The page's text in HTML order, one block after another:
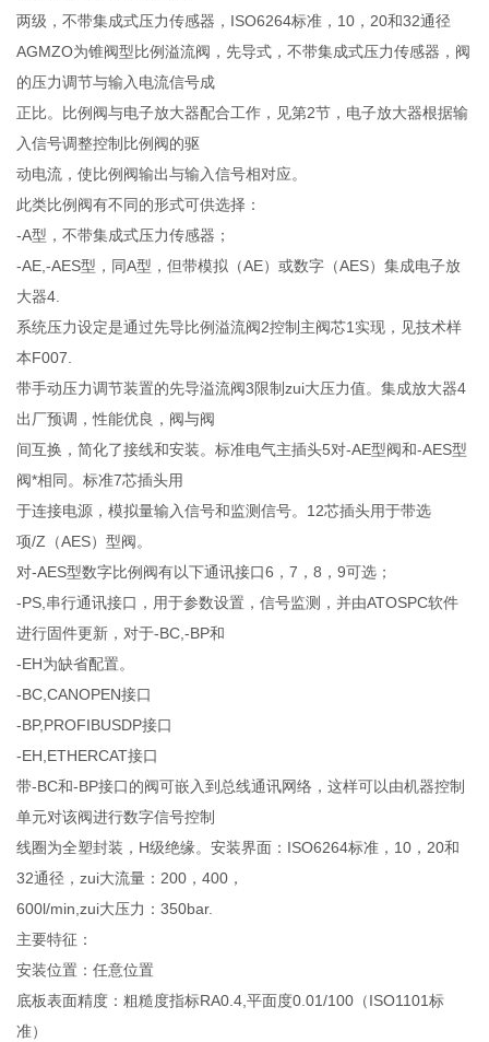
两级，不带集成式压力传感器，ISO6264标准，10，20和32通径
AGMZO为锥阀型比例溢流阀，先导式，不带集成式压力传感器，阀
的压力调节与输入电流信号成
正比。比例阀与电子放大器配合工作，见第2节，电子放大器根据输
入信号调整控制比例阀的驱
动电流，使比例阀输出与输入信号相对应。
此类比例阀有不同的形式可供选择：
-A型，不带集成式压力传感器；
-AE,-AES型，同A型，但带模拟（AE）或数字（AES）集成电子放
大器4.
系统压力设定是通过先导比例溢流阀2控制主阀芯1实现，见技术样
本F007.
带手动压力调节装置的先导溢流阀3限制zui大压力值。集成放大器4
出厂预调，性能优良，阀与阀
间互换，简化了接线和安装。标准电气主插头5对-AE型阀和-AES型
阀*相同。标准7芯插头用
于连接电源，模拟量输入信号和监测信号。12芯插头用于带选
项/Z（AES）型阀。
对-AES型数字比例阀有以下通讯接口6，7，8，9可选；
-PS,串行通讯接口，用于参数设置，信号监测，并由ATOSPC软件
进行固件更新，对于-BC,-BP和
-EH为缺省配置。
-BC,CANOPEN接口
-BP,PROFIBUSDP接口
-EH,ETHERCAT接口
带-BC和-BP接口的阀可嵌入到总线通讯网络，这样可以由机器控制
单元对该阀进行数字信号控制
线圈为全塑封装，H级绝缘。安装界面：ISO6264标准，10，20和
32通径，zui大流量：200，400，
600l/min,zui大压力：350bar.
主要特征：
安装位置：任意位置
底板表面精度：粗糙度指标RA0.4,平面度0.01/100（ISO1101标
准）